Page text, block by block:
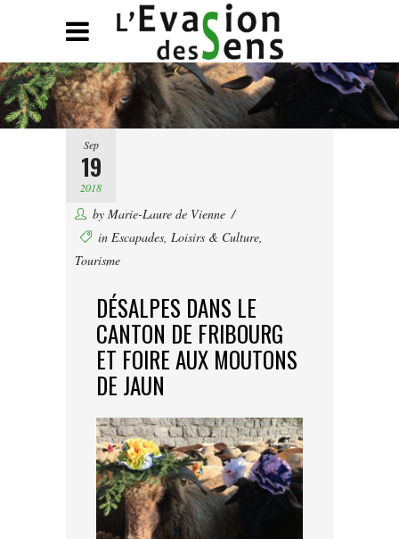
Sep
19
2018
by Marie-Laure de Vienne
in Escapades Loisirs & Culture
Tourisme
DÉSALPES DANS LE
CANTON DE FRIBOURG
ET FOIRE AUX MOUTONS
DE JAUN